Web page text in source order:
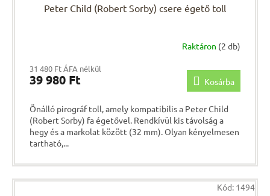
Peter Child (Robert Sorby) csere égető toll
Raktáron (2 db)
31 480 Ft ÁFA nélkül
39 980 Ft Kosárba
Önálló pirográf toll, amely kompatibilis a Peter Child
(Robert Sorby) fa égetővel. Rendkívül kis távolság a
hegy és a markolat között (32 mm). Olyan kényelmesen
tartható,...
Kód: 1494